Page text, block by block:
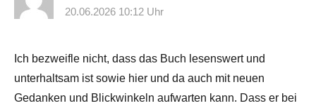
20.06.2026 10:12 Uhr
Ich bezweifle nicht, dass das Buch lesenswert und
unterhaltsam ist sowie hier und da auch mit neuen
Gedanken und Blickwinkeln aufwarten kann. Dass er bei